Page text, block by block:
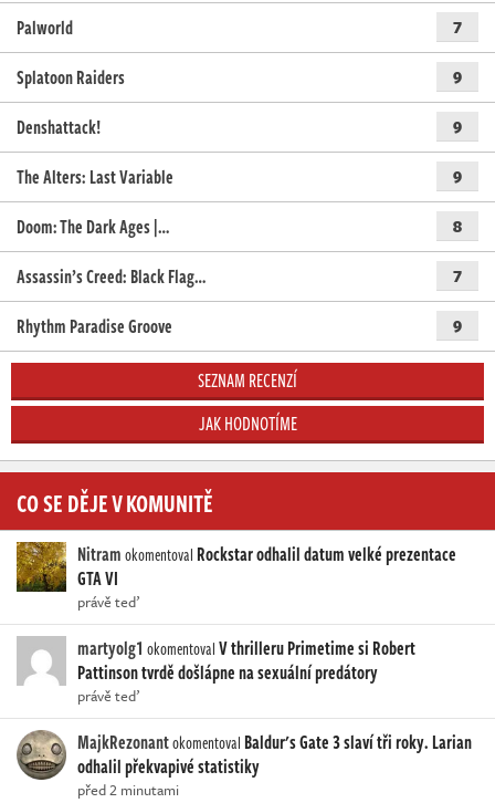
Palworld 7
Splatoon Raiders 9
Denshattack! 9
The Alters: Last Variable 9
Doom: The Dark Ages |… 8
Assassin’s Creed: Black Flag… 7
Rhythm Paradise Groove 9
SEZNAM RECENZÍ
JAK HODNOTÍME
CO SE DĚJE V KOMUNITĚ
Nitramokomentoval Rockstar odhalil datum velké prezentace
GTA VI
právě teď
martyolg1 okomentovalV thrilleru Primetime si Robert
Pattinson tvrdě došlápne na sexuální predátory
právě teď
MajkRezonantokomentoval Baldur's Gate 3 slaví tři roky. Larian
odhalil překvapivé statistiky
před 2 minutami